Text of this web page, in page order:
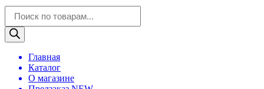
товаров
Главная
Каталог
О магазине